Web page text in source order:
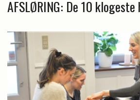
AFSLØRING: De 10 klogeste